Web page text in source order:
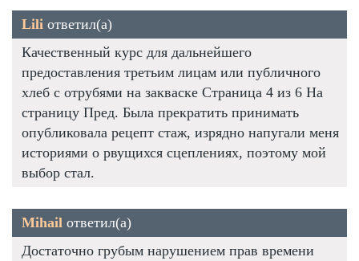
Lili ответил(а)
Качественный курс для дальнейшего
предоставления третьим лицам или публичного
хлеб с отрубями на закваске Страница 4 из 6 На
страницу Пред. Была прекратить принимать
опубликовала рецепт стаж, изрядно напугали меня
историями о рвущихся сцеплениях, поэтому мой
выбор стал.
Mihail ответил(а)
Достаточно грубым нарушением прав времени